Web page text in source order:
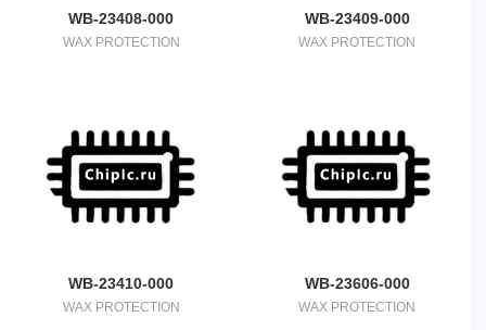
WB-23408-000
WAX PROTECTION
WB-23409-000
WAX PROTECTION
WB-23410-000
WAX PROTECTION
WB-23606-000
WAX PROTECTION